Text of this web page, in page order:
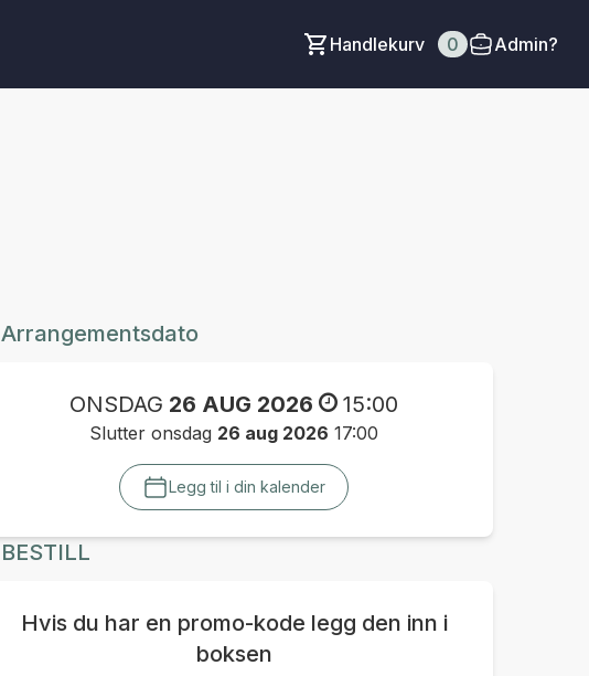
Handlekurv 0 Admin?
Arrangementsdato
ONSDAG 26 AUG 2026 15:00
Slutter onsdag 26 aug 2026 17:00
Legg til i din kalender
BESTILL
Hvis du har en promo-kode legg den inn i
boksen